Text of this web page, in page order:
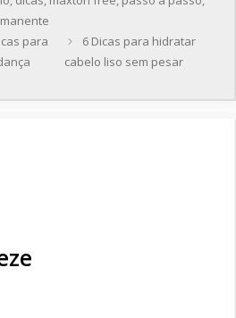
para
6 Dicas para hidratar
cabelo liso sem pesar